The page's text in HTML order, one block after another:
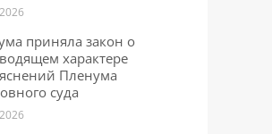
приняла закон о
характере
Пленума
суда